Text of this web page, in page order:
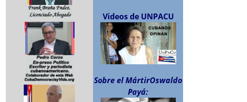
Videos de UNPACU
Sobre el MártirOswaldo
Payá: